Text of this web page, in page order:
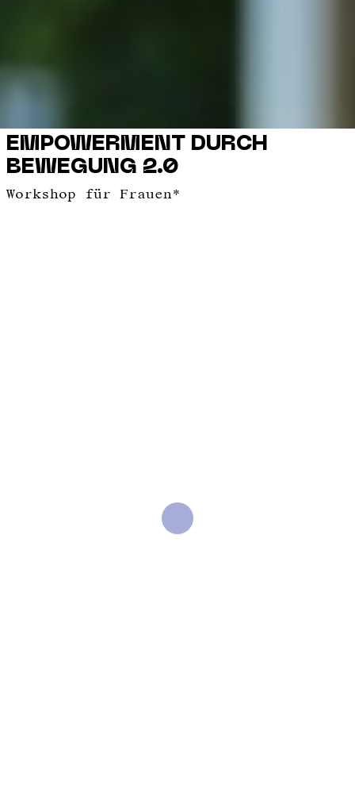
EMPOWERMENT DURCH
BEWEGUNG 2.0
Workshop für Frauen*